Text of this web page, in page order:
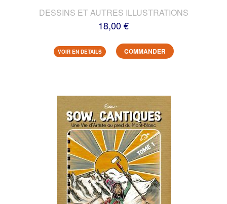
DESSINS ET AUTRES ILLUSTRATIONS
18,00 €
VOIR EN DETAILS COMMANDER